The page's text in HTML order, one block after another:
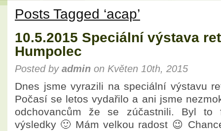
Posts Tagged ‘acap’
10.5.2015 Speciální výstava
Humpolec
Posted by admin on Květen 10th, 2015
Dnes jsme vyrazili na speciální výstavu
Počasí se letos vydařilo a ani jsme
odchovancům že se zúčastnili. Byl
výsledky 🙂 Mám velkou radost 😉